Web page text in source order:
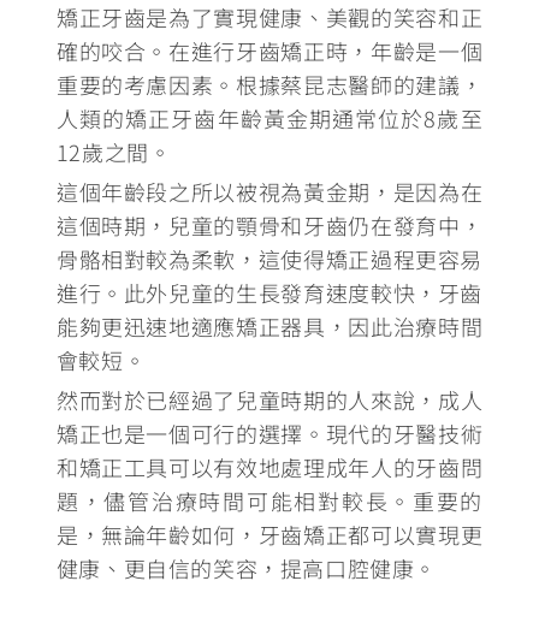
矯正牙齒是為了實現健康、美觀的笑容和正
確的咬合。在進行牙齒矯正時，年齡是一個
重要的考慮因素。根據蔡昆志醫師的建議，
人類的矯正牙齒年齡黃金期通常位於8歲至
12歲之間。
這個年齡段之所以被視為黃金期，是因為在
這個時期，兒童的顎骨和牙齒仍在發育中 ，
骨骼相對較為柔軟 ，這使得矯正過程更容易
進行。 此外兒童的生長發育速度較快，牙齒
能夠更迅速地適應矯正器具，因此治療時間
會較短 。
然而對於已經過了兒童時期的人來說，成人
矯正也是一個可行的選擇。現代的牙醫技術
和矯正工具可以有效地處理成年人的牙齒問
題，儘管治療時間可能相對較長。重要的
是，無論年齡如何，牙齒矯正都可以實現更
健康、更自信的笑容，提高口腔健康。